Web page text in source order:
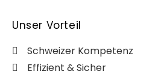
Unser Vorteil
Schweizer Kompetenz
Effizient & Sicher